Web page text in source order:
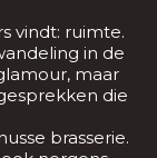
vindt: ruimte.
in de
maar
die
brasserie.